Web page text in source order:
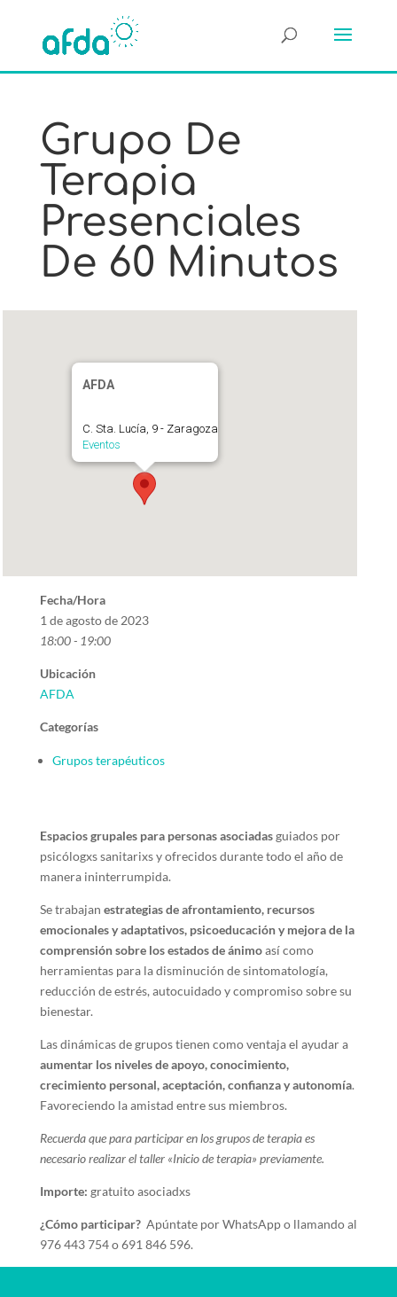
Grupo De
Terapia
Presenciales
De 60 Minutos
AFDA
C. Sta. Lucía, 9 - Zaragoza
Eventos
Fecha/Hora
1 de agosto de 2023
18:00 - 19:00
Ubicación
AFDA
Categorías
Grupos terapéuticos
Espacios grupales para personas asociadasguiados por
psicólogxs sanitarixs y ofrecidos durante todo el año de
manera ininterrumpida.
Se trabajan estrategias de afrontamiento, recursos
emocionales y adaptativos, psicoeducación y mejora de la
comprensión sobre los estados de ánimoasí como
herramientas para la disminución de sintomatología,
reducción de estrés, autocuidado y compromiso sobre su
bienestar.
Las dinámicas de grupos tienen como ventaja el ayudar a
aumentar los niveles de apoyo, conocimiento,
crecimiento personal, aceptación, confianza y autonomía.
Favoreciendo la amistad entre sus miembros.
Recuerda que para participar en los grupos de terapia es
necesario realizar el taller «Inicio de terapia» previamente.
Importe: gratuito asociadxs
¿Cómo participar? Apúntate por WhatsApp o llamando al
976 443 754 o 691 846 596.